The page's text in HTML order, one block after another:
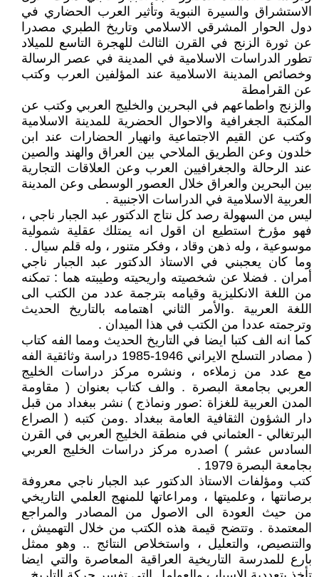
الاستشراق والسيرة النبوية وتأثير العرب الحضاري في
دول الحوار المشرقي الاسلامي وتاريخ الطبري مصدرا
عن ثورة الزنج في القرن الثالث للهجرة التاسع للميلاد
تطور الدراسات الاسلامية في المدينة في عصر الرسالة
وخصائص المدينة الاسلامية عند المؤلفين العرب وكتب
عن القرامطة
والزنج واطماعهم في البحرين والخليج العربي وكتب عن
المكتبة الجغرافية والاحوال الحضرية للمدينة الاسلامية
وكتب عن القيم الاجتماعية وانهيار الحضارات عند ابن
خلدون وعن الطريق الملاحي بين العراق والهند والصين
عند الرحالة والجغرافيين العرب وعن العلاقات التجارية
بين البحرين والعراق خلال العصور الوسطى وعن المدينة
العربية الاسلامية في الدراسات الاجنبية .
ليس من السهولة رصد كل نتاج الدكتور عبد الجبار ناجي ،
فهو مؤرخ استطيع ان اقول انه يمتلك عقلية شمولية
موسوعية ، وله ذهن وقاد ، وفكر متنور ، وله قلم سيال .
وما كان يعجبني في الاستاذ الدكتور عبد الجبار ناجي
أمران . فضلا عن شخصيته واريحيته وطيبته هما : تمكنه
من اللغة الانكليزية وقيامه بترجمة عدد من الكتب الى
اللغة العربية .والأمر الثاني اهتمامه بالتاريخ الحديث
وترجمته عددا من الكتب في هذا الميدان .
كما انه الف كتبا ايضا في التاريخ الحديث ومما الفه كتاب
( مصادر التسلح الايراني 1946-1985 دراسة وثائقية الفه
مع عدد من زملاءه ، ونشره مركز دراسات الخليج
العربي بجامعة البصرة . والف كتاب بعنوان ( مقاومة
المدن العربية للغزاة :صور ونماذج ) نشر ببغداد من قبل
دار الشؤون الثقافية العامة ببغداد .ومن كتبه ( الصراع
البرتغالي - العثماني في منطقة الخليج العربي في القرن
السادس عشر ) اصدره مركز دراسات الخليج العربي
بجامعة البصرة 1979 .
كتب ومؤلفات الاستاذ الدكتور عبد الجبار ناجي معروفة
برصانتها ، وعلميتها ، ومراعاتها للمنهج العلمي التاريخي
من حيث العودة الى الاصول من المصادر والمراجع
المعتمدة . وتتضح قيمة هذه الكتب من خلال التهميش ،
والتنصيص، والتعليل ، واستخلاص النتائج .. وهو ممثل
بارع للمدرسة التاريخية العراقية المعاصرة والتي ايضا